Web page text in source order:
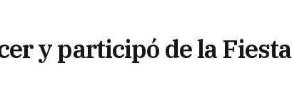
y participó de la Fiesta